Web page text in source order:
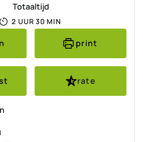
Totaaltijd
2 UUR
UUR 30 MINUTEN
MIN
print
rate